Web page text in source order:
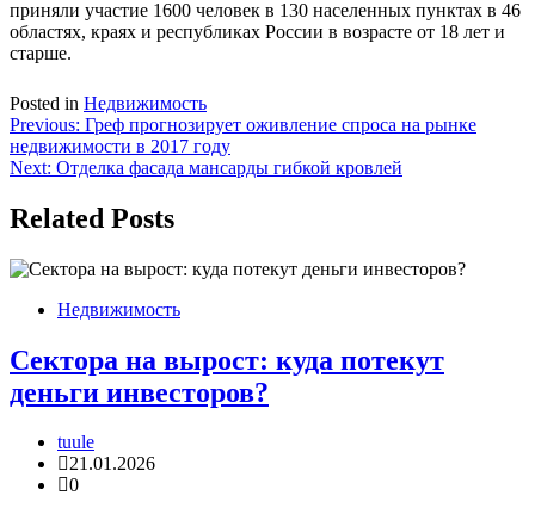
приняли участие 1600 человек в 130 населенных пунктах в 46
областях, краях и республиках России в возрасте от 18 лет и
старше.
Posted in Недвижимость
Навигация
по
Previous: Греф прогнозирует оживление спроса на рынке
недвижимости в 2017 году
Next: Отделка фасада мансарды гибкой кровлей
Related Posts
Недвижимость
Сектора на вырост: куда потекут
деньги инвесторов?
tuule
21.01.2026
0